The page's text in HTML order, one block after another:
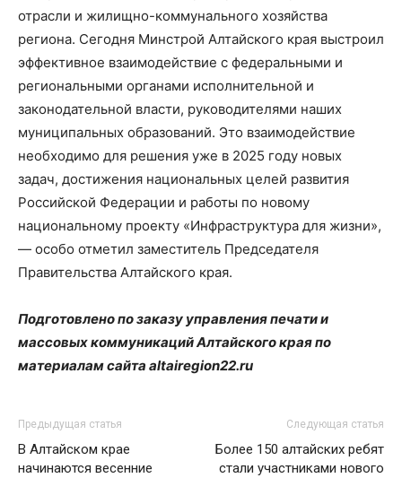
отрасли и жилищно-коммунального хозяйства
региона. Сегодня Минстрой Алтайского края выстроил
эффективное взаимодействие с федеральными и
региональными органами исполнительной и
законодательной власти, руководителями наших
муниципальных образований. Это взаимодействие
необходимо для решения уже в 2025 году новых
задач, достижения национальных целей развития
Российской Федерации и работы по новому
национальному проекту «Инфраструктура для жизни»,
— особо отметил заместитель Председателя
Правительства Алтайского края.
Подготовлено по заказу управления печати и
массовых коммуникаций Алтайского края по
материалам сайта altairegion22.ru
Предыдущая статья
В Алтайском крае
начинаются весенние
Следующая статья
Более 150 алтайских ребят
стали участниками нового